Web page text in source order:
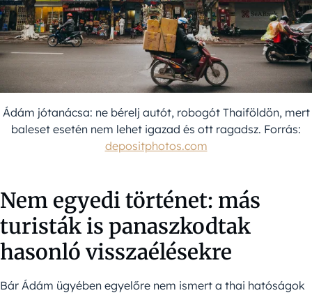
Ádám jótanácsa: ne bérelj autót, robogót Thaiföldön, mert
baleset esetén nem lehet igazad és ott ragadsz. Forrás:
depositphotos.com
Nem egyedi történet: más
turisták is panaszkodtak
hasonló visszaélésekre
Bár Ádám ügyében egyelőre nem ismert a thai hatóságok